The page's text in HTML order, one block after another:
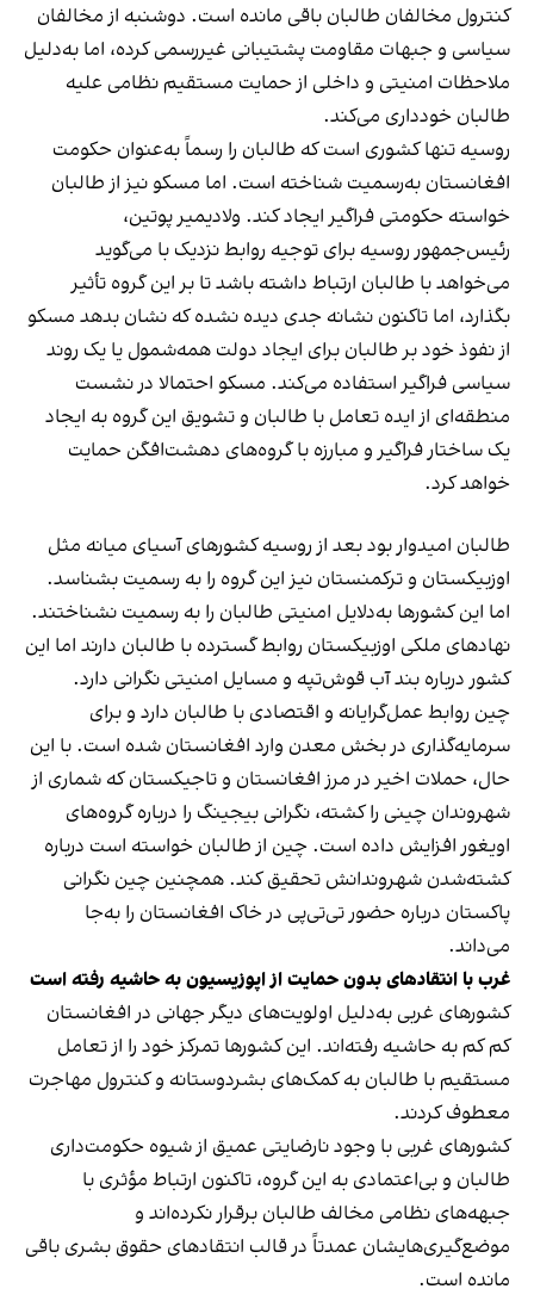
کنترول مخالفان طالبان باقی مانده است. دوشنبه از مخالفان
سیاسی و جبهات مقاومت پشتیبانی غیررسمی کرده، اما به‌دلیل
ملاحظات امنیتی و داخلی از حمایت مستقیم نظامی علیه
طالبان خودداری می‌کند.
روسیه تنها کشوری است که طالبان را رسماً به‌عنوان حکومت
افغانستان به‌رسمیت شناخته است. اما مسکو نیز از طالبان
خواسته حکومتی فراگیر ایجاد کند. ولادیمیر پوتین،
رئيس‌جمهور روسیه برای توجیه روابط نزدیک با می‌گوید
می‌خواهد با طالبان ارتباط داشته باشد تا بر این گروه تأثیر
بگذارد، اما تاکنون نشانه جدی دیده نشده که نشان بدهد مسکو
از نفوذ خود بر طالبان برای ایجاد دولت همه‌شمول یا یک روند
سیاسی فراگیر استفاده می‌کند. مسکو احتمالا در نشست
منطقه‌ای از ایده تعامل با طالبان و تشویق این گروه به ایجاد
یک ساختار فراگیر و مبارزه با گروه‌های دهشت‌افگن حمایت
خواهد کرد.
طالبان امیدوار بود بعد از روسیه کشورهای آسیای میانه مثل
اوزبیکستان و ترکمنستان نیز این گروه را به رسمیت بشناسد.
اما این کشورها به‌دلایل امنیتی طالبان را به رسمیت نشناختند.
نهادهای ملکی اوزبیکستان روابط گسترده با طالبان دارند اما این
کشور درباره بند آب قوش‌تپه و مسایل امنیتی نگرانی دارد.
چین روابط عمل‌گرایانه و اقتصادی با طالبان دارد و برای
سرمایه‌گذاری در بخش معدن وارد افغانستان شده است. با این
حال، حملات اخیر در مرز افغانستان و تاجیکستان که شماری از
شهروندان چینی را کشته، نگرانی بیجینگ را درباره گروه‌های
اویغور افزایش داده است. چین از طالبان خواسته است درباره
کشته‌شدن شهروندانش تحقیق کند. همچنین چین نگرانی
پاکستان درباره حضور تی‌تی‌پی در خاک افغانستان را به‌جا
می‌داند.
غرب با انتقادهای بدون حمایت از اپوزیسیون به حاشیه رفته است
کشورهای غربی به‌دلیل اولویت‌های دیگر جهانی در افغانستان
کم کم به حاشیه رفته‌اند. این کشورها تمرکز خود را از تعامل
مستقیم با طالبان به کمک‌های بشردوستانه و کنترول مهاجرت
معطوف کردند.
کشورهای غربی با وجود نارضایتی عمیق از شیوه حکومت‌داری
طالبان و بی‌اعتمادی به این گروه، تاکنون ارتباط مؤثری با
جبهه‌های نظامی مخالف طالبان برقرار نکرده‌اند و
موضع‌گیری‌هایشان عمدتاً در قالب انتقادهای حقوق بشری باقی
مانده است.